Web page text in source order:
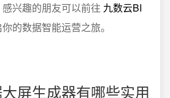
兴趣的朋友可以前往 九数云BI
的数据智能运营之旅。
屏生成器有哪些实用